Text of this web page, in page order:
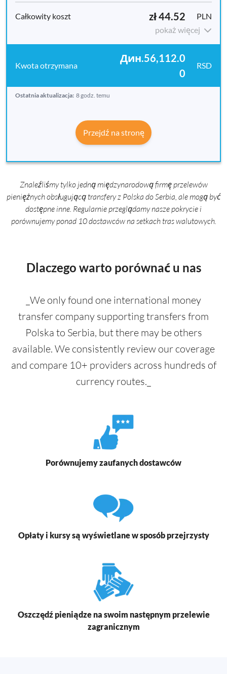
zł 44.52
PLN
pokaż więcej
Дин.56,112.0
0
RSD
Ostatnia aktualizacja: 8 godz. temu
Przejdź na stronę
Znaleźliśmy tylko jedną międzynarodową firmę przelewów
pieniężnych obsługującą transfery z Polska do Serbia, ale mogą być
dostępne inne. Regularnie przeglądamy nasze pokrycie i
porównujemy ponad 10 dostawców na setkach tras walutowych.
Dlaczego warto porównać u nas
_We only found one international money
transfer company supporting transfers from
Polska to Serbia, but there may be others
available. We consistently review our coverage
and compare 10+ providers across hundreds of
currency routes._
Porównujemy zaufanych dostawców
Opłaty i kursy są wyświetlane w sposób przejrzysty
Oszczędź pieniądze na swoim następnym przelewie
zagranicznym